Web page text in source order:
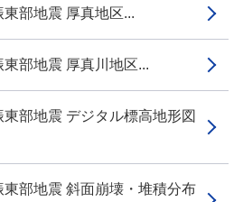
部地震 厚真地区...
部地震 厚真川地区...
部地震 デジタル標高地形図
部地震 斜面崩壊・堆積分布